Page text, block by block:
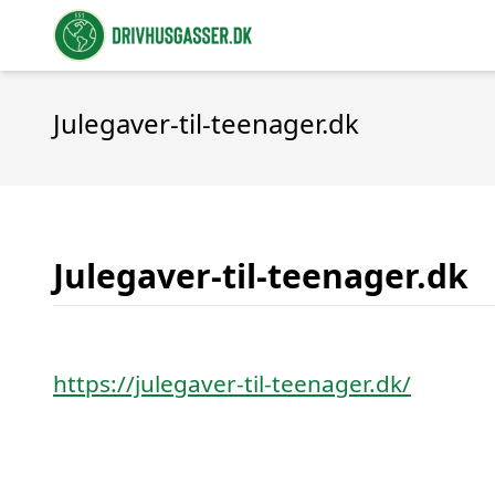
Julegaver-til-teenager.dk
Julegaver-til-teenager.dk
https://julegaver-til-teenager.dk/